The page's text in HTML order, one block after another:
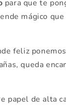
para que te
mágico
feliz
queda
papel de alta